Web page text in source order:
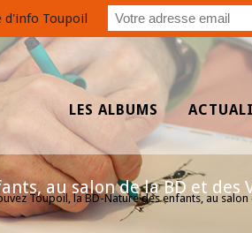
LES ALBUMS
au salon de la BD et des
Toupoil, la BD-Nature des enfants, au
d'info Toupoil